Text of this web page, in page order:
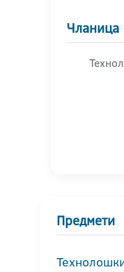
Чланица
Предмети